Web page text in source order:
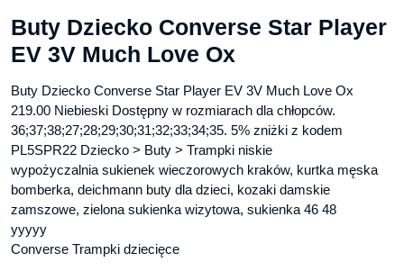
Buty Dziecko Converse Star Player
EV 3V Much Love Ox
Buty Dziecko Converse Star Player EV 3V Much Love Ox
219.00 Niebieski Dostępny w rozmiarach dla chłopców.
36;37;38;27;28;29;30;31;32;33;34;35. 5% zniżki z kodem
PL5SPR22 Dziecko > Buty > Trampki niskie
wypożyczalnia sukienek wieczorowych kraków, kurtka męska
bomberka, deichmann buty dla dzieci, kozaki damskie
zamszowe, zielona sukienka wizytowa, sukienka 46 48
yyyyy
Converse Trampki dziecięce